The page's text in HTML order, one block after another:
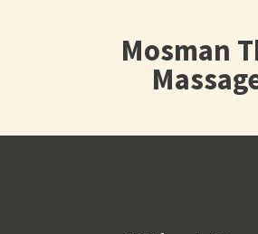
Mosman